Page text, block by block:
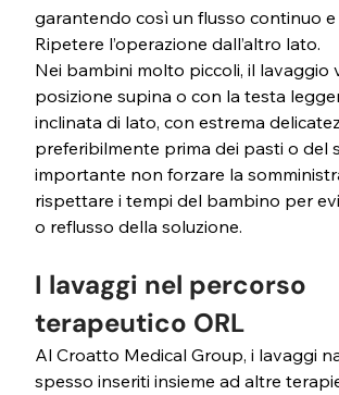
garantendo così un flusso continuo e
Ripetere l’operazione dall’altro lato.
Nei bambini molto piccoli, il lavaggio
posizione supina o con la testa
inclinata di lato, con estrema
preferibilmente prima dei pasti o del
importante non forzare la
rispettare i tempi del bambino per
o reflusso della soluzione.
I lavaggi nel percorso
terapeutico ORL
Al Croatto Medical Group, i lavaggi
spesso inseriti insieme ad altre